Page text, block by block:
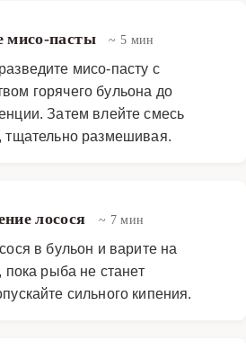
мисо-пасты ~ 5 мин
мисо-пасту с
горячего бульона до
Затем влейте смесь
тщательно размешивая.
лосося ~ 7 мин
в бульон и варите на
рыба не станет
сильного кипения.